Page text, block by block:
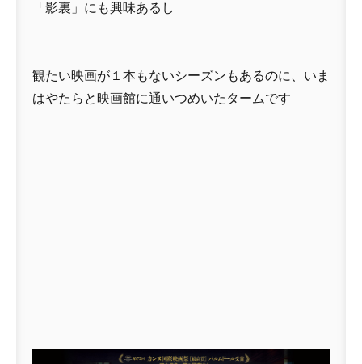
「影裏」にも興味あるし
観たい映画が１本もないシーズンもあるのに、いま
はやたらと映画館に通いつめいたタームです